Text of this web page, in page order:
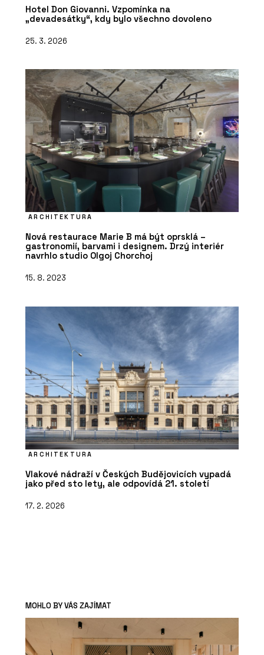
Hotel Don Giovanni. Vzpomínka na
„devadesátky“, kdy bylo všechno dovoleno
25. 3. 2026
ARCHITEKTURA
Nová restaurace Marie B má být oprsklá –
gastronomií, barvami i designem. Drzý interiér
navrhlo studio Olgoj Chorchoj
15. 8. 2023
ARCHITEKTURA
Vlakové nádraží v Českých Budějovicích vypadá
jako před sto lety, ale odpovídá 21. století
17. 2. 2026
MOHLO BY VÁS ZAJÍMAT